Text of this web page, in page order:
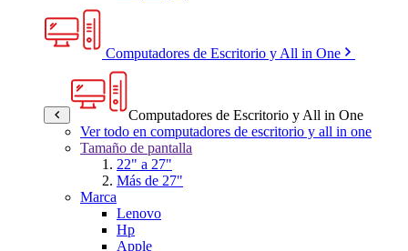
Computadores de Escritorio y All in One
Computadores de Escritorio y All in One
Ver todo en computadores de escritorio y all in one
Tamaño de pantalla
22" a 27"
Más de 27"
Marca
Lenovo
Hp
Apple